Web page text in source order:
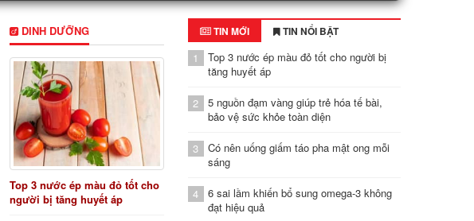
DINH DƯỠNG
Top 3 nước ép màu đỏ tốt cho
người bị tăng huyết áp
TIN MỚI TIN NỔI BẬT
1
Top 3 nước ép màu đỏ tốt cho người bị
tăng huyết áp
2
5 nguồn đạm vàng giúp trẻ hóa tế bài,
bảo vệ sức khỏe toàn diện
3
Có nên uống giấm táo pha mật ong mỗi
sáng
4
6 sai lầm khiến bổ sung omega-3 không
đạt hiệu quả